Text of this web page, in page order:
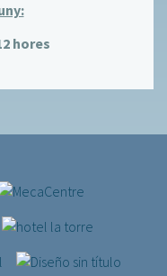
hores